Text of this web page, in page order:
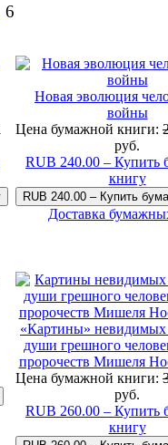
6
Новая эволюция
войны
Цена бумажной книги:
руб.
RUB 240.00 – Купить
книгу
Доставка
«Картины» невидимых
души грешного
пророчеств Мишеля
Цена бумажной книги:
руб.
RUB 260.00 – Купить
книгу